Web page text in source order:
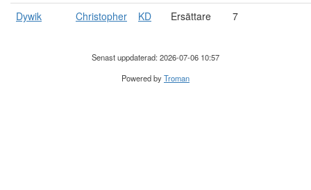
Dywik
Christopher KD Ersättare 7
Senast uppdaterad: 2026-07-06 10:57
Powered byTroman